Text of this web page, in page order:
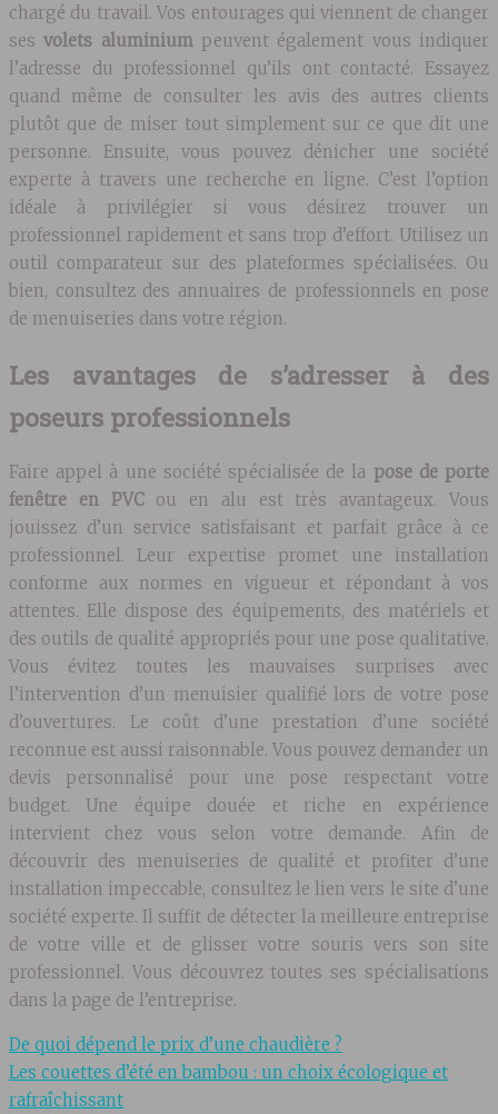
chargé du travail. Vos entourages qui viennent de changer
sesvolets aluminiumpeuvent également vous indiquer
l’adresse du professionnel qu’ils ont contacté. Essayez
quand même de consulter les avis des autres clients
plutôt que de miser tout simplement sur ce que dit une
personne. Ensuite, vous pouvez dénicher une société
experte à travers une recherche en ligne. C’est l’option
idéale à privilégier si vous désirez trouver un
professionnel rapidement et sans trop d’effort. Utilisez un
outil comparateur sur des plateformes spécialisées. Ou
bien, consultez des annuaires de professionnels en pose
de menuiseries dans votre région.
Les avantages de s’adresser à des
poseurs professionnels
Faire appel à une société spécialisée de la pose de porte
fenêtre en PVCou en alu est très avantageux. Vous
jouissez d’un service satisfaisant et parfait grâce à ce
professionnel. Leur expertise promet une installation
conforme aux normes en vigueur et répondant à vos
attentes. Elle dispose des équipements, des matériels et
des outils de qualité appropriés pour une pose qualitative.
Vous évitez toutes les mauvaises surprises avec
l’intervention d’un menuisier qualifié lors de votre pose
d’ouvertures. Le coût d’une prestation d’une société
reconnue est aussi raisonnable. Vous pouvez demander un
devis personnalisé pour une pose respectant votre
budget. Une équipe douée et riche en expérience
intervient chez vous selon votre demande. Afin de
découvrir des menuiseries de qualité et profiter d’une
installation impeccable, consultez le lien vers le site d’une
société experte. Il suffit de détecter la meilleure entreprise
de votre ville et de glisser votre souris vers son site
professionnel. Vous découvrez toutes ses spécialisations
dans la page de l’entreprise.
De quoi dépend le prix d’une chaudière ?
Les couettes d’été en bambou : un choix écologique et
rafraîchissant